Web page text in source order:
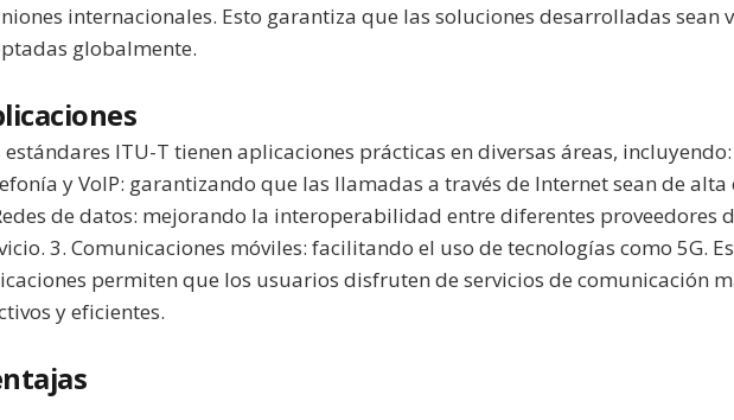
internacionales. Esto garantiza que las soluciones desarrolladas sean
globalmente.
estándares ITU-T tienen aplicaciones prácticas en diversas áreas, incluyendo:
y VoIP: garantizando que las llamadas a través de Internet sean de
de datos: mejorando la interoperabilidad entre diferentes proveedores
3. Comunicaciones móviles: facilitando el uso de tecnologías como 5G.
permiten que los usuarios disfruten de servicios de comunicación
y eficientes.